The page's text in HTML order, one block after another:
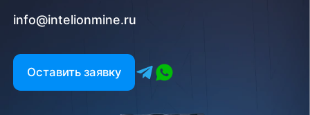
info@intelionmine.ru
Оставить заявку